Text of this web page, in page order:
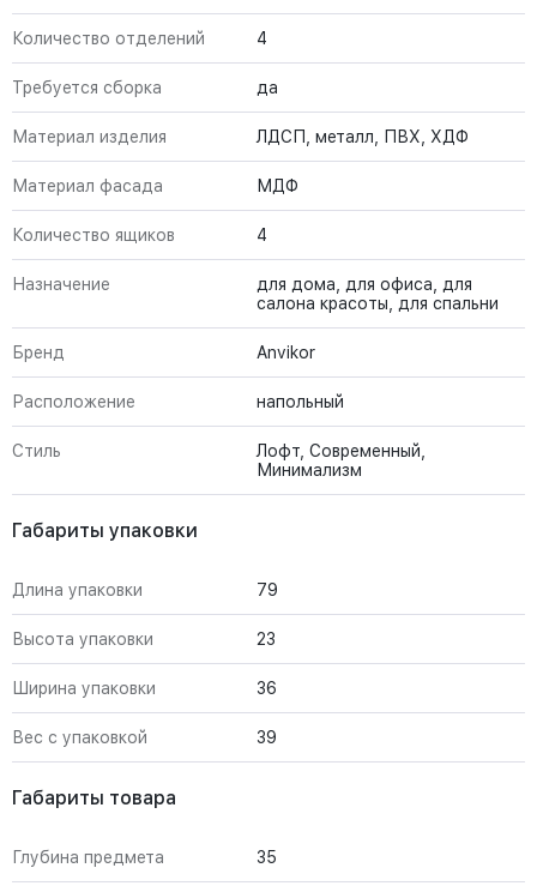
Количество отделений 4
Требуется сборка да
Материал изделия ЛДСП, металл, ПВХ, ХДФ
Материал фасада МДФ
Количество ящиков 4
Назначение
для дома, для офиса, для
салона красоты, для спальни
Бренд Anvikor
Расположение напольный
Стиль
Лофт, Современный,
Минимализм
Габариты упаковки
Длина упаковки 79
Высота упаковки 23
Ширина упаковки 36
Вес с упаковкой 39
Габариты товара
Глубина предмета 35